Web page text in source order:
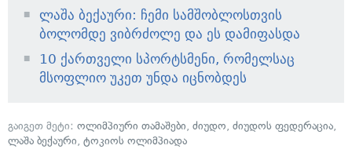
ლაშა ბექაური: ჩემი სამშობლოსთვის
ბოლომდე ვიბრძოლე და ეს დამიფასდა
10 ქართველი სპორტსმენი, რომელსაც
მსოფლიო უკეთ უნდა იცნობდეს
გაიგეთ მეტი: ოლიმპიური თამაშები, ძიუდო, ძიუდოს ფედერაცია,
ლაშა ბექაური, ტოკიოს ოლიმპიადა